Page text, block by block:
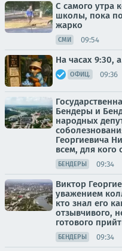
С самого утра
школы, пока
жарко
СМИ 09:54
На часах 9:30,
ОФИЦ. 09:36
Бендеры и
народных
Георгиевича
всем, для кого
БЕНДЕРЫ 09:34
Виктор
уважением
кто знал его
отзывчивого,
готового
БЕНДЕРЫ 09:34